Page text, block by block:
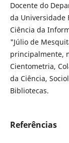
Docente do
da Universidade
Ciência da
"Júlio de
principalmente,
Cientometria,
da Ciência,
Bibliotecas.
Referências